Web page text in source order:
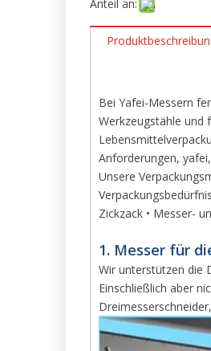
Anteil an:
Bei Yafei-Messern
Werkzeugstähle und
Anforderungen,
Unsere
Zickzack • Messer-
1. Messer für
Wir unterstützen die
Einschließlich aber